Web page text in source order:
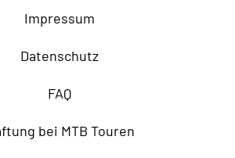
Impressum
Datenschutz
FAQ
bei MTB Touren